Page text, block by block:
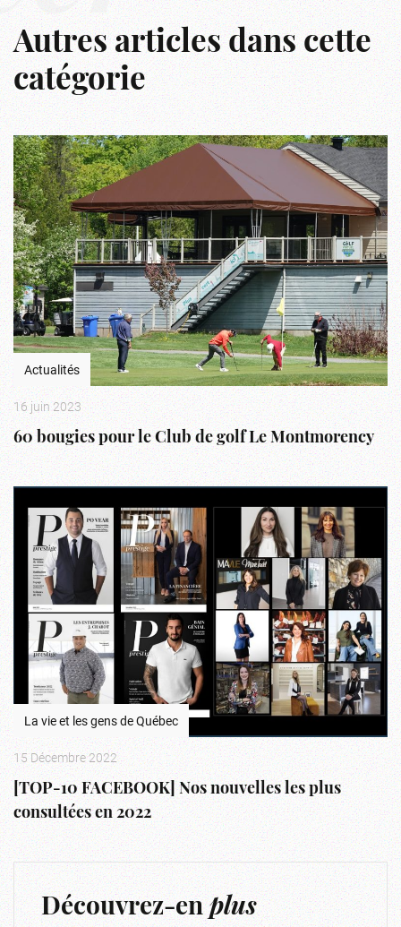
Autres articles dans cette
catégorie
Actualités
16 juin 2023
60 bougies pour le Club de golf Le Montmorency
La vie et les gens de Québec
15 Décembre 2022
[TOP-10 FACEBOOK] Nos nouvelles les plus
consultées en 2022
Découvrez-enplus